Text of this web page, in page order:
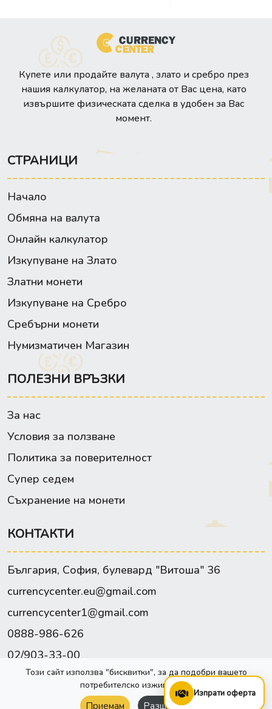
Купете или продайте валута , злато и сребро през
нашия калкулатор, на желаната от Вас цена, като
извършите физическата сделка в удобен за Вас
момент.
СТРАНИЦИ
Начало
Обмяна на валута
Онлайн калкулатор
Изкупуване на Злато
Златни монети
Изкупуване на Сребро
Сребърни монети
Нумизматичен Магазин
ПОЛЕЗНИ ВРЪЗКИ
За нас
Условия за ползване
Политика за поверителност
Супер седем
Съхранение на монети
КОНТАКТИ
България, София, булевард "Витоша" 36
currencycenter.eu@gmail.com
currencycenter1@gmail.com
0888-986-626
02/903-33-00
Facebook
Изпрати оферта
Този сайт използва "бисквитки", за да подобри вашето
потребителско изживяване.
Приемам Разширени